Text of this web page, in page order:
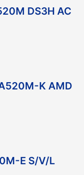
DS3H AC
K AMD
E S/V/L